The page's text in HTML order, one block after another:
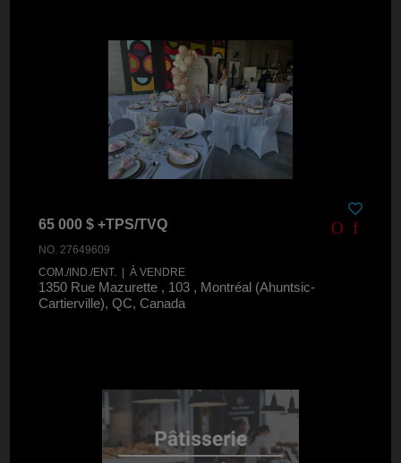
65 000 $ +TPS/TVQ
NO. 27649609
COM./IND./ENT. | À VENDRE
1350 Rue Mazurette , 103 , Montréal (Ahuntsic-
Cartierville), QC, Canada